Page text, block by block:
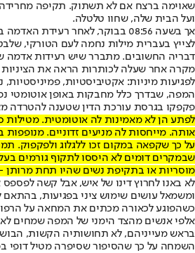
שאוימה ברצח אם לא תשתוק. תקיפה
ועל הבית שלה, שחוו טלטלה.
אך בשעה 08:56 בבוקר, לאחר רעידת
לצייץ בעברית מילות נחמה לעם הטורקי,
דבריה החשובים. מתברר שיש רעידות אדמה
מקרה אחר שעלה לכותרות הראה את
לפגיעות מיניות: אקטיביסטיות,
המפה, שבדרך כלל מחבקות באופן אוטומטי
פקפקו בגרסת עורכת הדין שטענה להטרדה
לפתע הן לא מאמינות לה אוטומטית.
אותה. מייחסות לה מניעים זדוניים.
על כך שקפאה במקום זכו ללגלוג ולפקפוק.
שבמקרים דומים לא היססו לתקוף גורמים
מוסריות או בתקיפת נשים שהיו תחת מרותן -
לא באנו לחרוץ דינו של איש, אבל קשה לפספס
ומשמאל עושים שימוש ציני בפגיעות, בהתאם
כשהפוגע לכאורה מכתים את המחאה על
אלפי אנשים מהצד הימני של המפה שמחים
בראש מעייניהם, לא תחושותיה הקשות,
השמחה על כך שהסיפור שסיפרה מטיל דופי